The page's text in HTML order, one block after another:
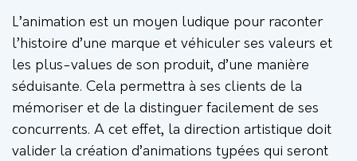
L’animation est un moyen ludique pour raconter
l’histoire d’une marque et véhiculer ses valeurs et
les plus-values de son produit, d’une manière
séduisante. Cela permettra à ses clients de la
mémoriser et de la distinguer facilement de ses
concurrents. A cet effet, la direction artistique doit
valider la création d’animations typées qui seront